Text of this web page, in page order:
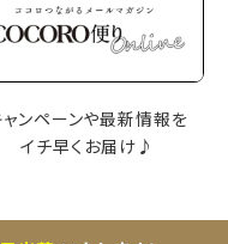
ャンペーンや最新情報を
イチ早くお届け♪